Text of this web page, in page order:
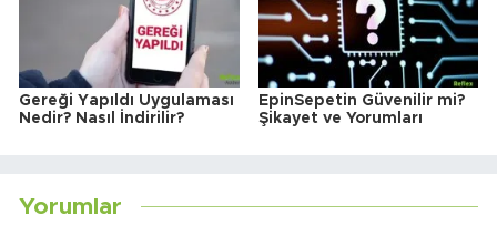
Gereği Yapıldı Uygulaması
Nedir? Nasıl İndirilir?
EpinSepetin Güvenilir mi?
Şikayet ve Yorumları
Yorumlar